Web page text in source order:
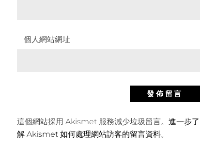
個人網站網址
這個網站採用 Akismet 服務減少垃圾留言。 進一步了
解 Akismet 如何處理網站訪客的留言資料。